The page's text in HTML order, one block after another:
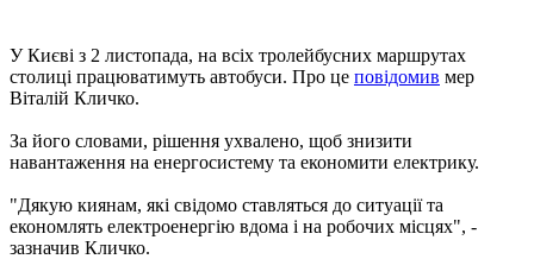
У Києві з 2 листопада, на всіх тролейбусних маршрутах
столиці працюватимуть автобуси. Про це повідомив мер
Віталій Кличко.
За його словами, рішення ухвалено, щоб знизити
навантаження на енергосистему та економити електрику.
"Дякую киянам, які свідомо ставляться до ситуації та
економлять електроенергію вдома і на робочих місцях", -
зазначив Кличко.